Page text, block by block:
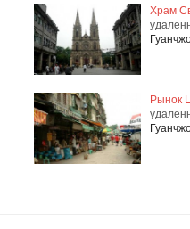
Храм
Рынок